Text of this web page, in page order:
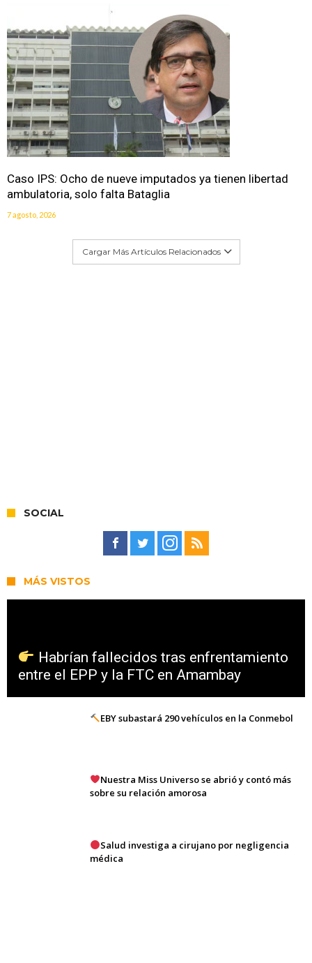
Caso IPS: Ocho de nueve imputados ya tienen libertad
ambulatoria, solo falta Bataglia
7 agosto, 2026
Cargar Más Artículos Relacionados
SOCIAL
MÁS VISTOS
Habrían fallecidos tras enfrentamiento
entre el EPP y la FTC en Amambay
EBY subastará 290 vehículos en la Conmebol
Nuestra Miss Universo se abrió y contó más
sobre su relación amorosa
Salud investiga a cirujano por negligencia
médica